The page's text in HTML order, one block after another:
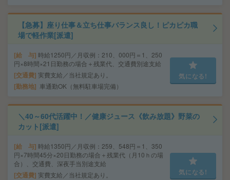
【急募】座り仕事＆立ち仕事バランス良し！ピカピカ職
場で軽作業[派遣]
給 与 時給1250円／月収例：210、000円＝1、250
円×8時間×21日勤務の場合＋残業代、交通費別途支給
交通費 実費支給／当社規定あり。
勤務地 車通勤OK（無料駐車場完備）
気になる!
＼40～60代活躍中！／健康ジュース《飲み放題》野菜の
カット[派遣]
給 与 時給1350円／月収例：259、548円＝1、350
円×7時間45分×20日勤務の場合＋残業代（月10ｈの場
合）、交通費、深夜手当別途支給
交通費 実費支給／当社規定あり。 気になる!